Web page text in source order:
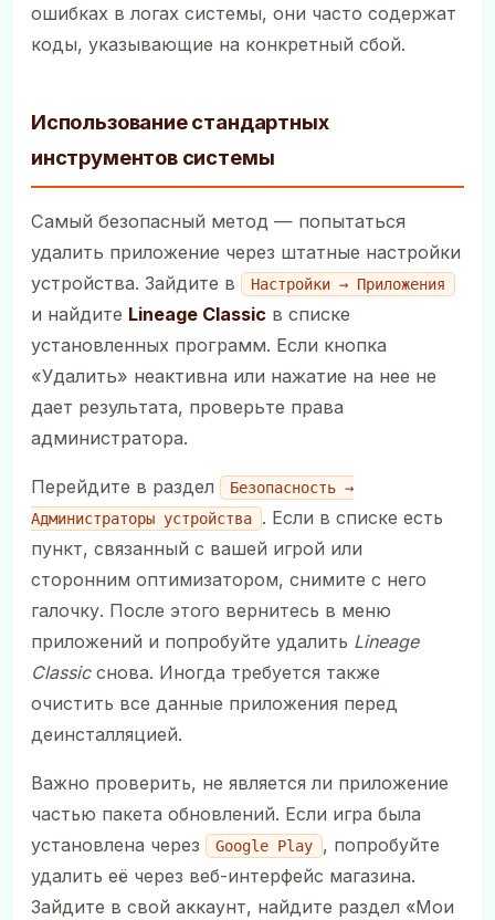
ошибках в логах системы, они часто содержат
коды, указывающие на конкретный сбой.
Использование стандартных
инструментов системы
Самый безопасный метод — попытаться
удалить приложение через штатные настройки
устройства. Зайдите в
Настройки → Приложения
и найдите Lineage Classic в списке
установленных программ. Если кнопка
«Удалить» неактивна или нажатие на нее не
дает результата, проверьте права
администратора.
Перейдите в раздел
Безопасность →
Администраторы устройства
. Если в списке есть
пункт, связанный с вашей игрой или
сторонним оптимизатором, снимите с него
галочку. После этого вернитесь в меню
приложений и попробуйте удалить Lineage
Classicснова. Иногда требуется также
очистить все данные приложения перед
деинсталляцией.
Важно проверить, не является ли приложение
частью пакета обновлений. Если игра была
установлена через
Google Play
, попробуйте
удалить её через веб-интерфейс магазина.
Зайдите в свой аккаунт, найдите раздел «Мои